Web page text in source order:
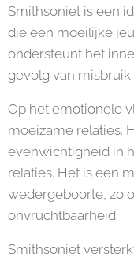
Smithsoniet is een
die een moeilijke
ondersteunt het
gevolg van
Op het emotionele
moeizame relaties.
evenwichtigheid in
relaties. Het is een
wedergeboorte, zo
onvruchtbaarheid.
Smithsoniet